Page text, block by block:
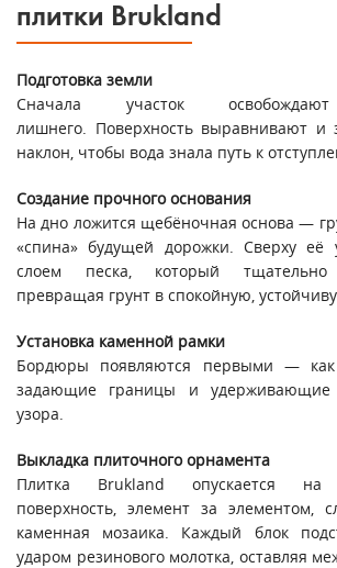
плитки Brukland
Подготовка земли
Сначала участок
лишнего. Поверхность выравнивают и
наклон, чтобы вода знала путь к
Создание прочного основания
На дно ложится щебёночная основа —
«спина» будущей дорожки. Сверху её
слоем песка, который тщательно
превращая грунт в спокойную,
Установка каменной рамки
Бордюры появляются первыми — как
задающие границы и удерживающие
узора.
Выкладка плиточного орнамента
Плитка Brukland опускается на
поверхность, элемент за элементом,
каменная мозаика. Каждый блок
ударом резинового молотка, оставляя